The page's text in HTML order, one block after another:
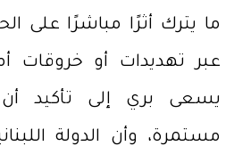
ما يترك أثرًا مباشرًا على
عبر تهديدات أو خروقات
يسعى بري إلى تأكيد أن
مستمرة، وأن الدولة